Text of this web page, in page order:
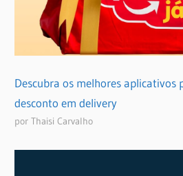
Descubra os melhores aplicativos
desconto em delivery
por Thaisi Carvalho